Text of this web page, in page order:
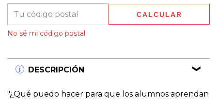
CALCULAR
No sé mi código postal
DESCRIPCIÓN
"¿Qué puedo hacer para que los alumnos aprendan